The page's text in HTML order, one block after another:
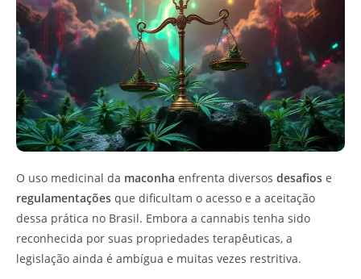
O uso medicinal da maconha enfrenta diversos desafios e
regulamentações que dificultam o acesso e a aceitação
dessa prática no Brasil. Embora a cannabis tenha sido
reconhecida por suas propriedades terapêuticas, a
legislação ainda é ambígua e muitas vezes restritiva.